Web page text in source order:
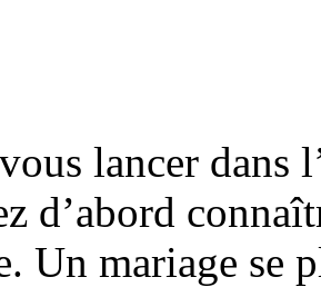
lancer dans
d’abord
Un mariage se